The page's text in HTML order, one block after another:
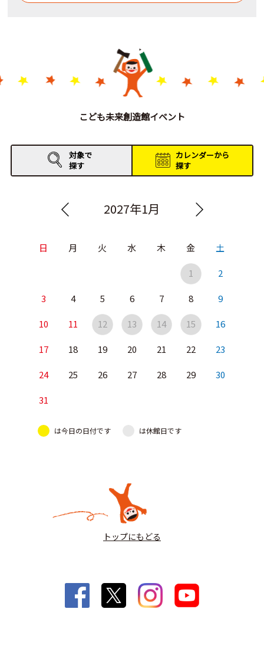
こども未来創造館イベント
対象で
探す
カレンダーから
探す
2027年1月
日 月 火 水 木 金 土
1 2
3 4 5 6 7 8 9
10 11 12 13 14 15 16
17 18 19 20 21 22 23
24 25 26 27 28 29 30
31
は今日の日付です は休館日です
トップにもどる